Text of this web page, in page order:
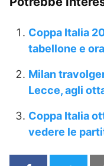
Coppa Italia
tabellone e
Milan
Lecce, agli
Coppa Italia
vedere le